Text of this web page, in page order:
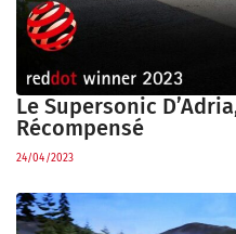
Le Supersonic
Récompensé
24/04/2023